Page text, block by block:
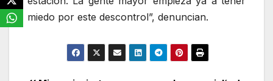
miedo por este descontrol”, denuncian.